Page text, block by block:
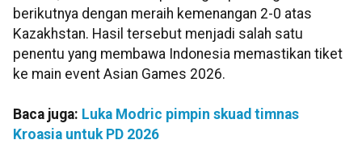
berikutnya dengan meraih kemenangan 2-0 atas
Kazakhstan. Hasil tersebut menjadi salah satu
penentu yang membawa Indonesia memastikan tiket
ke main event Asian Games 2026.
Baca juga: Luka Modric pimpin skuad timnas
Kroasia untuk PD 2026